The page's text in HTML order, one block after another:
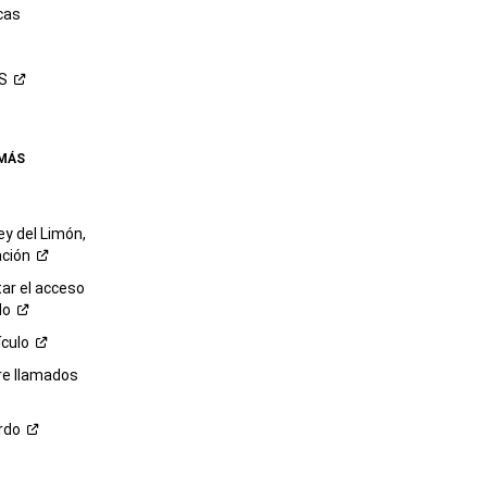
del Limón,
el acceso
llamados